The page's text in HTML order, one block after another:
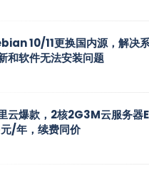
10/11更换国内源，解决
和软件无法安装问题
云爆款，2核2G3M云服务器
/年，续费同价